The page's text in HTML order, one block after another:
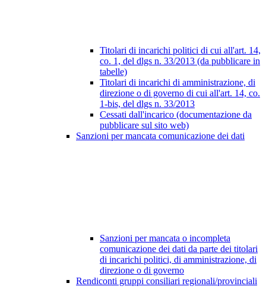
Titolari di incarichi politici di cui all'art. 14,
co. 1, del dlgs n. 33/2013 (da pubblicare in
tabelle)
Titolari di incarichi di amministrazione, di
direzione o di governo di cui all'art. 14, co.
1-bis, del dlgs n. 33/2013
Cessati dall'incarico (documentazione da
pubblicare sul sito web)
Sanzioni per mancata comunicazione dei dati
Sanzioni per mancata o incompleta
comunicazione dei dati da parte dei titolari
di incarichi politici, di amministrazione, di
direzione o di governo
Rendiconti gruppi consiliari regionali/provinciali